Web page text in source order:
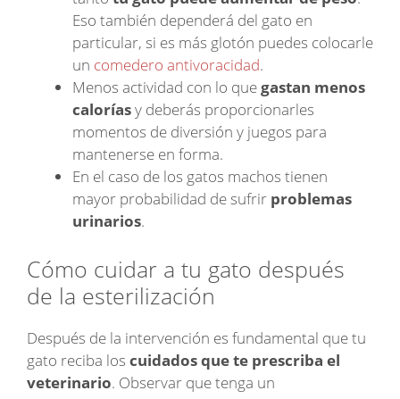
Eso también dependerá del gato en
particular, si es más glotón puedes colocarle
un comedero antivoracidad.
Menos actividad con lo quegastan menos
caloríasy deberás proporcionarles
momentos de diversión y juegos para
mantenerse en forma.
En el caso de los gatos machos tienen
mayor probabilidad de sufrir problemas
urinarios.
Cómo cuidar a tu gato después
de la esterilización
Después de la intervención es fundamental que tu
gato reciba los cuidados que te prescriba el
veterinario. Observar que tenga un